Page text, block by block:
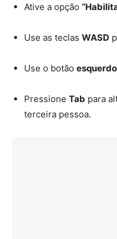
Ative a opção
Use as teclas WASD
Use o botão
Pressione Tab para
terceira pessoa.